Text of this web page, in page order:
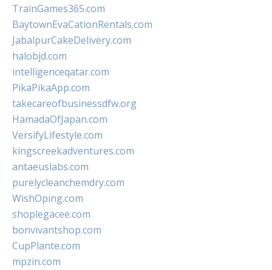
TrainGames365.com
BaytownEvaCationRentals.com
JabalpurCakeDelivery.com
halobjd.com
intelligenceqatar.com
PikaPikaApp.com
takecareofbusinessdfw.org
HamadaOfJapan.com
VersifyLifestyle.com
kingscreekadventures.com
antaeuslabs.com
purelycleanchemdry.com
WishOping.com
shoplegacee.com
bonvivantshop.com
CupPlante.com
mpzin.com